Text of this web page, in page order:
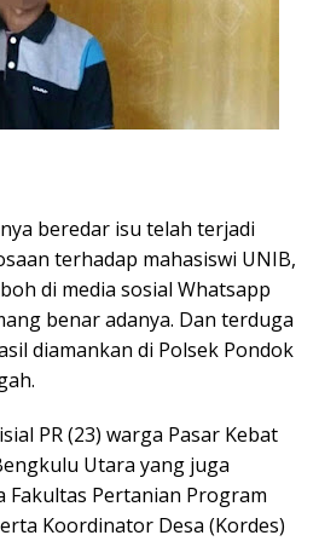
beredar isu telah terjadi
terhadap mahasiswi UNIB,
di media sosial Whatsapp
benar adanya. Dan terduga
diamankan di Polsek Pondok
PR (23) warga Pasar Kebat
Utara yang juga
Fakultas Pertanian Program
Koordinator Desa (Kordes)